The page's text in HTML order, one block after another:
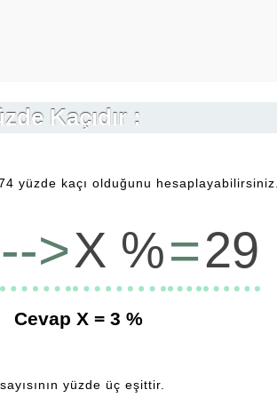
Kaçıdır :
yüzde kaçı olduğunu
-->X %=29
Cevap X = 3 %
yüzde üç eşittir.